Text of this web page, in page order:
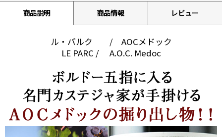
商品説明 商品情報 レビュー
ル・パルク / AOCメドック
LE PARC / A.O.C. Medoc